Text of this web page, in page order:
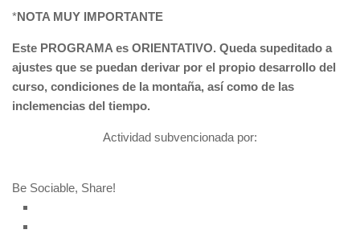
*NOTA MUY IMPORTANTE
Este PROGRAMA es ORIENTATIVO. Queda supeditado a
ajustes que se puedan derivar por el propio desarrollo del
curso, condiciones de la montaña, así como de las
inclemencias del tiempo.
Actividad subvencionada por:
Be Sociable, Share!